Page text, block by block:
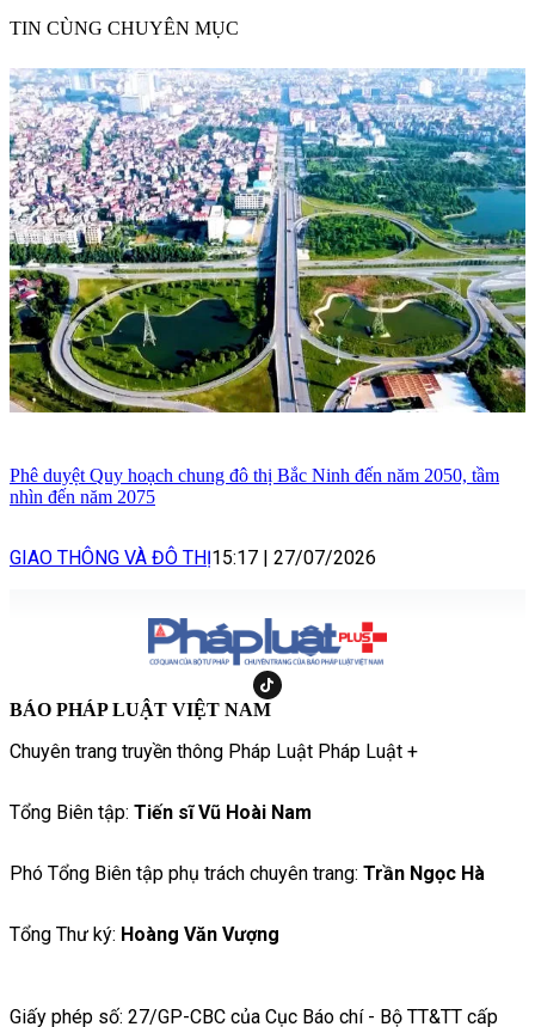
TIN CÙNG CHUYÊN MỤC
Phê duyệt Quy hoạch chung đô thị Bắc Ninh đến năm 2050, tầm
nhìn đến năm 2075
GIAO THÔNG VÀ ĐÔ THỊ15:17 27/07/2026
BÁO PHÁP LUẬT VIỆT NAM
Chuyên trang truyền thông Pháp Luật Pháp Luật +
Tổng Biên tập: Tiến sĩ Vũ Hoài Nam
Phó Tổng Biên tập phụ trách chuyên trang: Trần Ngọc Hà
Tổng Thư ký: Hoàng Văn Vượng
Giấy phép số: 27/GP-CBC của Cục Báo chí - Bộ TT&TT cấp